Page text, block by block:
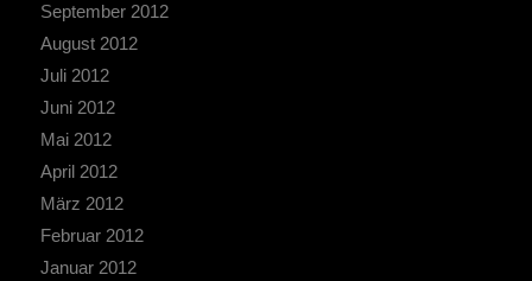
September 2012
August 2012
Juli 2012
Juni 2012
Mai 2012
April 2012
März 2012
Februar 2012
Januar 2012